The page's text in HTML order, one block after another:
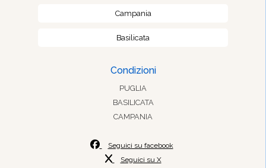
Campania
Basilicata
Condizioni
PUGLIA
BASILICATA
CAMPANIA
Seguici su facebook
Seguici su X